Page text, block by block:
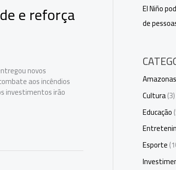
e reforça
novos
aos incêndios
investimentos irão
El Niño
de
Amazonas
Cultura(3)
Educação
Esporte